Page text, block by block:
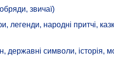
звичаї)
легенди, народні притчі,
державні символи, історія,